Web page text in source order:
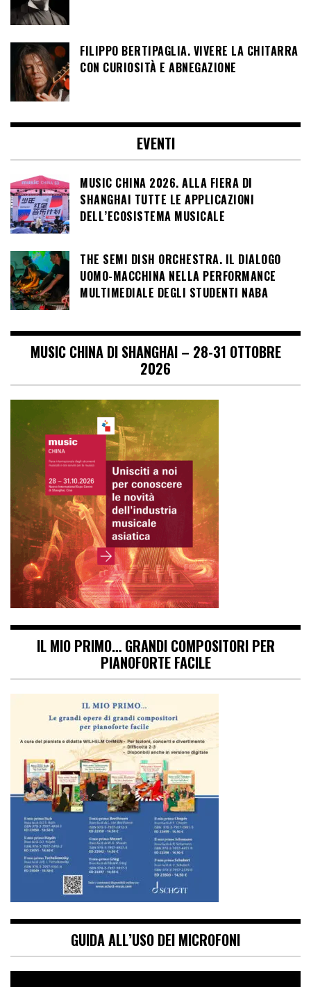
FILIPPO BERTIPAGLIA. VIVERE LA CHITARRA
CON CURIOSITÀ E ABNEGAZIONE
EVENTI
MUSIC CHINA 2026. ALLA FIERA DI
SHANGHAI TUTTE LE APPLICAZIONI
DELL’ECOSISTEMA MUSICALE
THE SEMI DISH ORCHESTRA. IL DIALOGO
UOMO-MACCHINA NELLA PERFORMANCE
MULTIMEDIALE DEGLI STUDENTI NABA
MUSIC CHINA DI SHANGHAI – 28-31 OTTOBRE
2026
IL MIO PRIMO… GRANDI COMPOSITORI PER
PIANOFORTE FACILE
GUIDA ALL’USO DEI MICROFONI